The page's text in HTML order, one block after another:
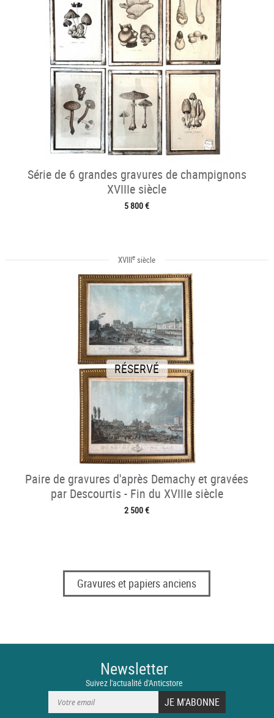
Série de 6 grandes gravures de champignons
XVIIIe siècle
5 800 €
XVIIIe siècle
RÉSERVÉ
Paire de gravures d'après Demachy et gravées
par Descourtis - Fin du XVIIIe siècle
2 500 €
Gravures et papiers anciens
Newsletter
Suivez l'actualité d'Anticstore